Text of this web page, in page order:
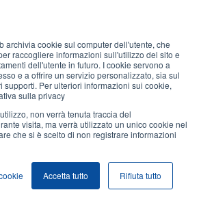
archivia cookie sul computer dell'utente, che
raccogliere informazioni sull'utilizzo del sito e
dell'utente in futuro. I cookie servono a
e a offrire un servizio personalizzato, sia sul
supporti. Per ulteriori informazioni sui cookie,
sulla privacy
non verrà tenuta traccia del
visita, ma verrà utilizzato un unico cookie nel
che si è scelto di non registrare informazioni
Accetta tutto Rifiuta tutto
(tôle d'acier
inoxydable)
dans
tuyaux
(cloison
AFS184
Classe
et d'isolation -
EI 120